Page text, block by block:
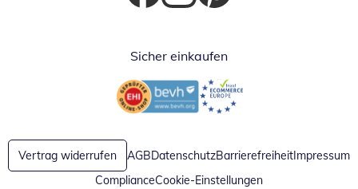
Öffnet in neuem Fenster
Öffnet in neuem Fenster
Öffnet in neuem Fenster
Sicher einkaufen
Öffnet in neuem FensterÖffnet in neuem Fenster
Vertrag widerrufen AGBDatenschutzBarrierefreiheitImpressum
ComplianceCookie-Einstellungen